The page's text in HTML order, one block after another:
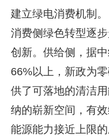
建立绿电消费机制。
消费侧绿色转型逐
创新。供给侧，据
66%以上，新政为
供了可落地的清洁
纳的崭新空间，有
能源能力接近上限